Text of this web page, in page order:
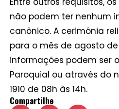
não podem ter nenhum
canônico. A cerimônia
para o mês de agosto de
informações podem ser
Paroquial ou através do
1910 de 08h às 14h.
Compartilhe